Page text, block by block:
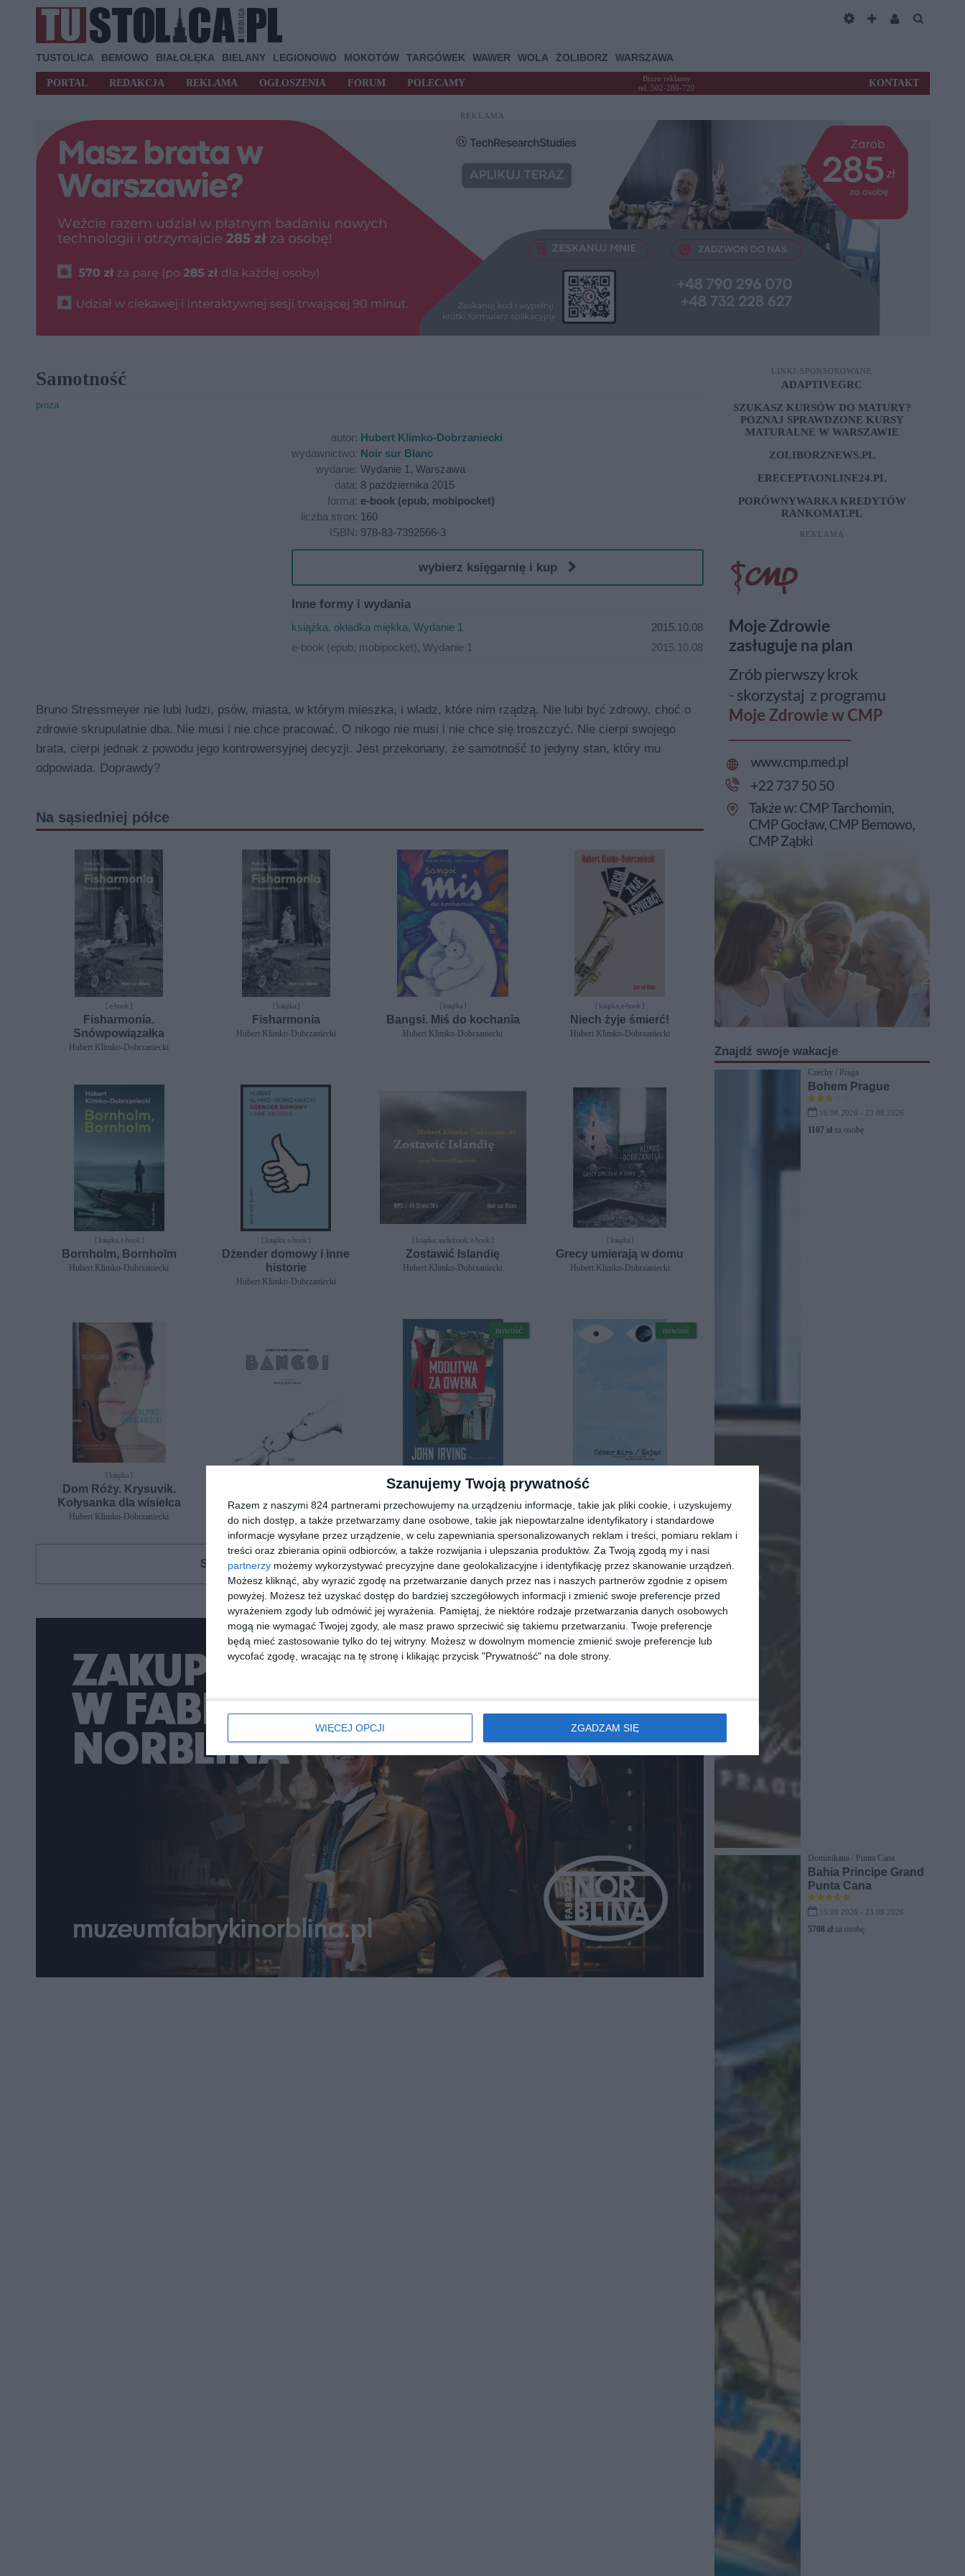
Szanujemy Twoją prywatność
Razem z naszymi 824 partnerami przechowujemy na urządzeniu informacje, takie jak pliki cookie, i uzyskujemy
do nich dostęp, a także przetwarzamy dane osobowe, takie jak niepowtarzalne identyfikatory i standardowe
informacje wysyłane przez urządzenie, w celu zapewniania spersonalizowanych reklam i treści, pomiaru reklam i
treści oraz zbierania opinii odbiorców, a także rozwijania i ulepszania produktów. Za Twoją zgodą my i nasi
partnerzy możemy wykorzystywać precyzyjne dane geolokalizacyjne i identyfikację przez skanowanie urządzeń.
Możesz kliknąć, aby wyrazić zgodę na przetwarzanie danych przez nas i naszych partnerów zgodnie z opisem
powyżej. Możesz też uzyskać dostęp do bardziej szczegółowych informacji i zmienić swoje preferencje przed
wyrażeniem zgody lub odmówić jej wyrażenia.
Pamiętaj, że niektóre rodzaje przetwarzania danych osobowych
mogą nie wymagać Twojej zgody, ale masz prawo sprzeciwić się takiemu przetwarzaniu. Twoje preferencje
będą mieć zastosowanie tylko do tej witryny. Możesz w dowolnym momencie zmienić swoje preferencje lub
wycofać zgodę, wracając na tę stronę i klikając przycisk "Prywatność" na dole strony.
WIĘCEJ OPCJI ZGADZAM SIĘ
TUSTOLICA BEMOWO BIAŁOŁĘKA BIELANY LEGIONOWO MOKOTÓW TARGÓWEK WAWER WOLA ŻOLIBORZ WARSZAWA
PORTAL REDAKCJA REKLAMA OGŁOSZENIA FORUM POLECAMY
Biuro reklamy
tel. 502-280-720
KONTAKT
REKLAMA
Samotność
proza
autor: Hubert Klimko-Dobrzaniecki
wydawnictwo: Noir sur Blanc
wydanie: Wydanie 1, Warszawa
data: 8 października 2015
forma: e-book (epub, mobipocket)
liczba stron: 160
ISBN: 978-83-7392566-3
wybierz księgarnię i kup
Inne formy i wydania
książka, okładka miękka, Wydanie 1
2015.10.08
e-book (epub, mobipocket), Wydanie 1
2015.10.08
Bruno Stressmeyer nie lubi ludzi, psów, miasta, w którym mieszka, i władz, które nim rządzą. Nie lubi być zdrowy, choć o
zdrowie skrupulatnie dba. Nie musi i nie chce pracować. O nikogo nie musi i nie chce się troszczyć. Nie cierpi swojego
brata, cierpi jednak z powodu jego kontrowersyjnej decyzji. Jest przekonany, że samotność to jedyny stan, który mu
odpowiada. Doprawdy?
Na sąsiedniej półce
[ e-book ]
Fisharmonia.
Snówpowiązałka
Hubert Klimko-Dobrzaniecki
[ książka ]
Fisharmonia
Hubert Klimko-Dobrzaniecki
[ książka ]
Bangsi. Miś do kochania
Hubert Klimko-Dobrzaniecki
[ książka, e-book ]
Niech żyje śmierć!
Hubert Klimko-Dobrzaniecki
[ książka, e-book ]
Bornholm, Bornholm
Hubert Klimko-Dobrzaniecki
[ książka, e-book ]
Dżender domowy i inne
historie
Hubert Klimko-Dobrzaniecki
[ książka, audiobook, e-book ]
Zostawić Islandię
Hubert Klimko-Dobrzaniecki
[ książka ]
Grecy umierają w domu
Hubert Klimko-Dobrzaniecki
[ książka ]
Dom Róży. Krysuvik.
Kołysanka dla wisielca
Hubert Klimko-Dobrzaniecki
Hubert Klimko-Dobrzaniecki
nowość
Modlitwa za Owena
John Irving
nowość
Cesar Aira
Szukasz książki, audiobooka?Skorzystaj z wyszukiwarki
REKLAMA
LINKI SPONSOROWANE
ADAPTIVEGRC
SZUKASZ KURSÓW DO MATURY?
POZNAJ SPRAWDZONE KURSY
MATURALNE W WARSZAWIE
ZOLIBORZNEWS.PL
ERECEPTAONLINE24.PL
PORÓWNYWARKA KREDYTÓW
RANKOMAT.PL
REKLAMA
Znajdź swoje wakacje
Czechy / Praga
Bohem Prague
16.08.2026 - 23.08.2026
1107 zł za osobę
Dominikana / Punta Cana
Bahia Principe Grand
Punta Cana
15.09.2026 - 23.09.2026
5708 zł za osobę